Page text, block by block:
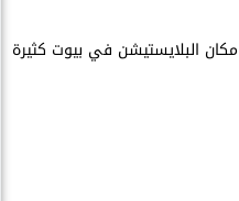
مكان البلايستيشن في بيوت كثيرة